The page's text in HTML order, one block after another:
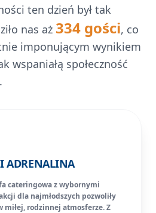
ten dzień był tak
nas aż 334 gości, co
imponującym wynikiem
wspaniałą społeczność
ADRENALINA
cateringowa z wybornymi
dla najmłodszych pozwoliły
miłej, rodzinnej atmosferze. Z